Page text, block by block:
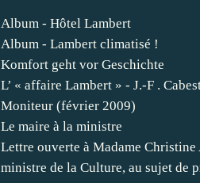
Album - Hôtel Lambert
Album - Lambert climatisé !
Komfort geht vor Geschichte
L’ « affaire Lambert » - J.-F .
Moniteur (février 2009)
Le maire à la ministre
Lettre ouverte à Madame
ministre de la Culture, au sujet de